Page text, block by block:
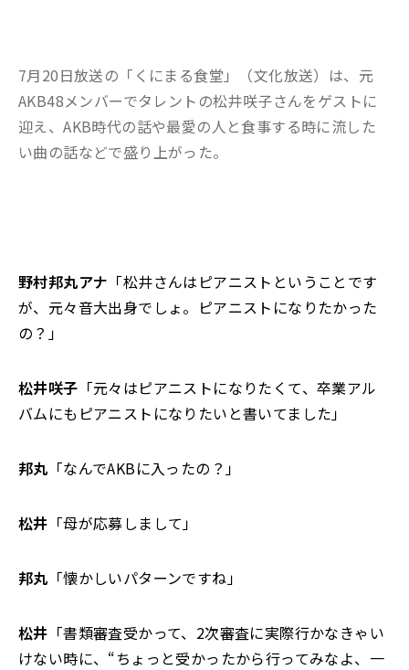
7月20日放送の「くにまる食堂」（文化放送）は、元
AKB48メンバーでタレントの松井咲子さんをゲストに
迎え、AKB時代の話や最愛の人と食事する時に流した
い曲の話などで盛り上がった。
野村邦丸アナ 「松井さんはピアニストということです
が、元々音大出身でしょ。ピアニストになりたかった
の？」
松井咲子 「元々はピアニストになりたくて、卒業アル
バムにもピアニストになりたいと書いてました」
邦丸 「なんでAKBに入ったの？」
松井 「母が応募しまして」
邦丸 「懐かしいパターンですね」
松井 「書類審査受かって、2次審査に実際行かなきゃい
けない時に、“ちょっと受かったから行ってみなよ、一